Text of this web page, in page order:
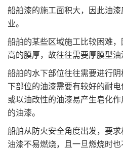
船舶漆的施工面积大，因此油
业。
船舶的某些区域施工比较困难
高的膜厚，故往往需要厚膜型油
船舶的水下部位往往需要进行
下部位的油漆需要有较好的耐
或以油改性的油漆易产生皂化
的油漆。
船舶从防火安全角度出发，要
油漆不易燃烧，且一旦燃烧时也